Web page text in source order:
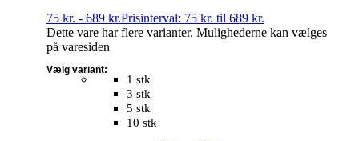
75 kr. - 689 kr.Prisinterval: 75 kr. til 689 kr.
1 stk
3 stk
5 stk
10 stk
Vælg variant:
Dette vare har flere varianter. Mulighederne kan vælges
på varesiden